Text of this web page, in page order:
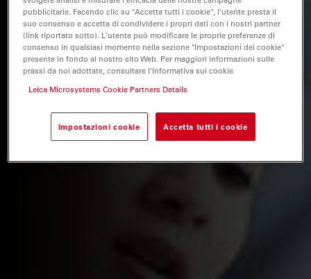
pubblicitarie. Facendo clic su "Accetta tutti i cookie", l'utente presta il
suo consenso e accetta di condividere i propri dati con i nostri partner
(link riportato sotto). L'utente può modificare le proprie preferenze di
consenso in qualsiasi momento nella sezione "Impostazioni dei cookie"
presente in fondo al nostro sito Web. Per maggiori informazioni sulle
prassi da noi adottate, consultare l'Informativa sui cookie
Leica Microsystems Cookie Partners Details
Impostazioni cookie Accetta tutti i cookie